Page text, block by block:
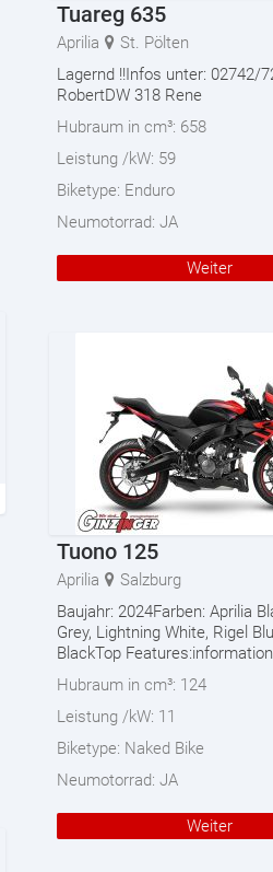
Tuareg 635
Aprilia
St. Pölten
Lagernd !!Infos unter: 02742/
RobertDW 318 Rene
Hubraum in cm³: 658
Leistung /kW: 59
Biketype: Enduro
Neumotorrad: JA
Weiter
Tuono 125
Aprilia
Salzburg
Baujahr: 2024Farben: Aprilia
Grey, Lightning White, Rigel
BlackTop
Hubraum in cm³: 124
Leistung /kW: 11
Biketype: Naked Bike
Neumotorrad: JA
Weiter